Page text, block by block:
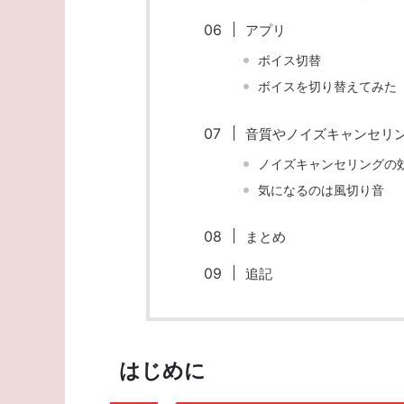
アプリ
ボイス切替
ボイスを切り替えてみた
音質やノイズキャンセリ
ノイズキャンセリングの
気になるのは風切り音
まとめ
追記
はじめに